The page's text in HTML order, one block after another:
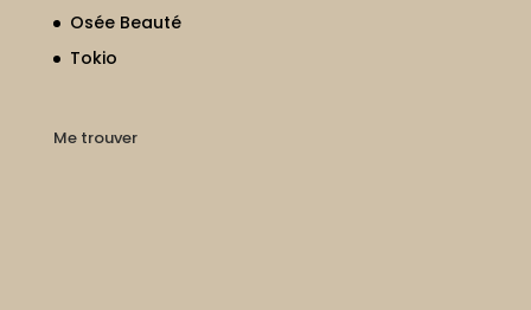
Osée Beauté
Tokio
Me trouver